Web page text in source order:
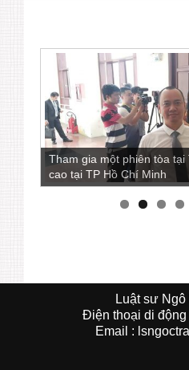
Tham gia một phiên tòa
cao tại TP Hồ Chí Minh
Luật sư Ngô
Ðiện thoại di động
Email :